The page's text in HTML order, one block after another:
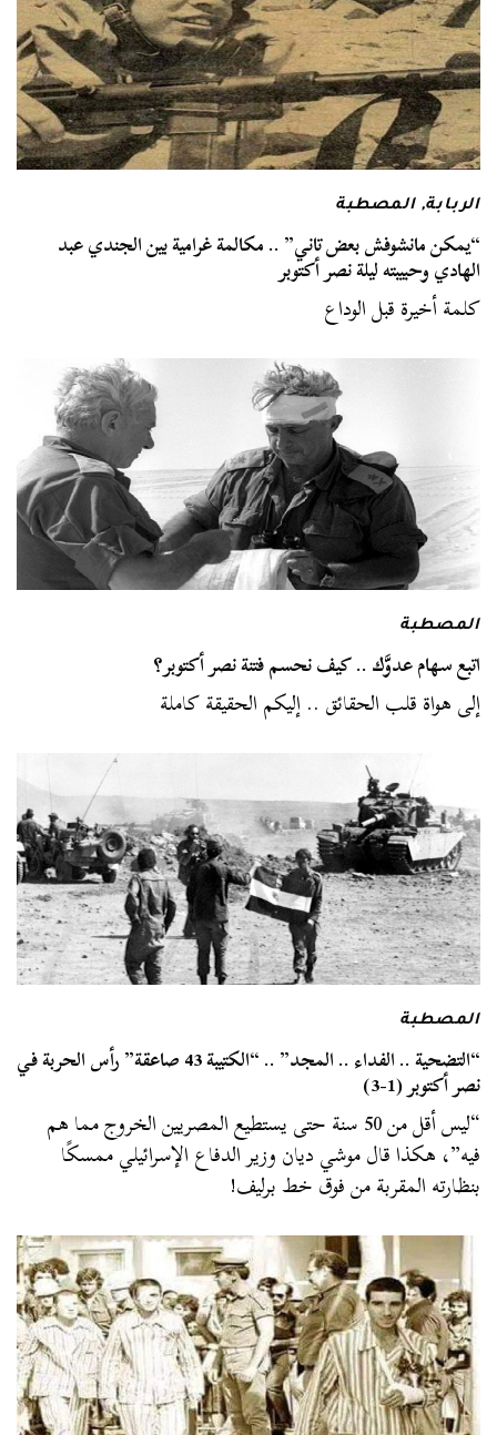
الربابة,المصطبة
“يمكن مانشوفش بعض تاني” .. مكالمة غرامية بين الجندي عبد
الهادي وحبيبته ليلة نصر أكتوبر
كلمة أخيرة قبل الوداع
المصطبة
اتبع سهام عدوَّك .. كيف نحسم فتنة نصر أكتوبر؟
إلى هواة قلب الحقائق .. إليكم الحقيقة كاملة
المصطبة
“التضحية .. الفداء .. المجد” .. “الكتيبة 43 صاعقة” رأس الحربة في
نصر أكتوبر (1-3)
“ليس أقل من 50 سنة حتى يستطيع المصريين الخروج مما هم
فيه”، هكذا قال موشي ديان وزير الدفاع الإسرائيلي ممسكًا
بنظارته المقربة من فوق خط برليف!